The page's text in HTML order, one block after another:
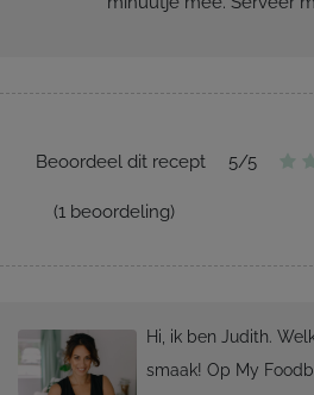
Beoordeel dit recept 5/5
(1 beoordeling)
Hi, ik ben Judith.
smaak! Op My